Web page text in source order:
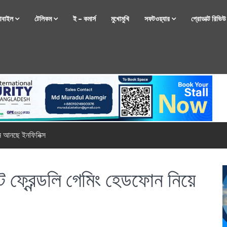
টেলিকম ই – কমার্স মুখোমুখি সফটওয়্যার প্রোডাক্ট রিভিউ
নিয়ে আসছে রিয়েলমি
গেমিং হেডফোন নিয়ে